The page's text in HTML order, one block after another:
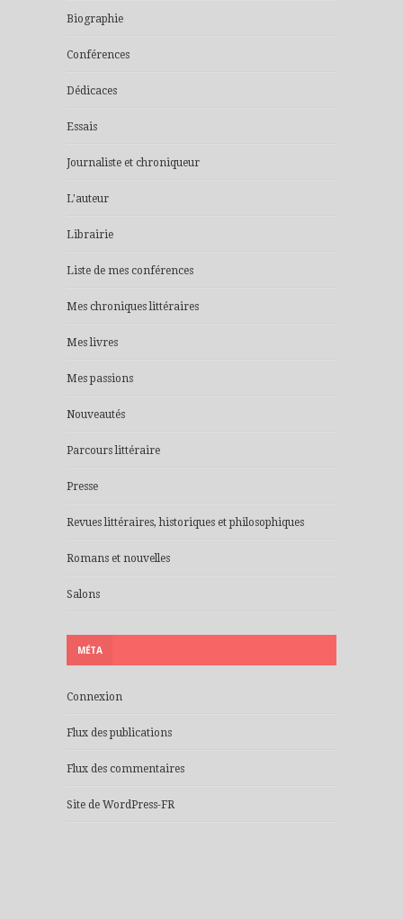
Biographie
Conférences
Dédicaces
Essais
Journaliste et chroniqueur
L'auteur
Librairie
Liste de mes conférences
Mes chroniques littéraires
Mes livres
Mes passions
Nouveautés
Parcours littéraire
Presse
Revues littéraires, historiques et philosophiques
Romans et nouvelles
Salons
MÉTA
Connexion
Flux des publications
Flux des commentaires
Site de WordPress-FR